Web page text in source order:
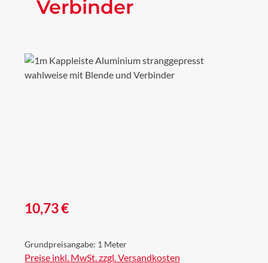
Verbinder
Bildergalerie überspringen
Regulärer Preis:
10,73 €
Grundpreisangabe: 1 Meter
Preise inkl. MwSt. zzgl. Versandkosten